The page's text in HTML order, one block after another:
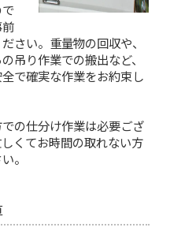
さい。重量物の回収や、
吊り作業での搬出など、
で確実な作業をお約束し
の仕分け作業は必要ござ
くてお時間の取れない方
。